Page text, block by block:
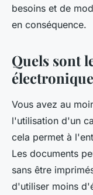
besoins et de
en conséquence.
Quels sont
Vous avez au
l'utilisation d'un
cela permet à
Les documents
sans être
d'utiliser moins